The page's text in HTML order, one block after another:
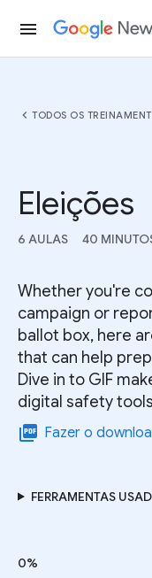
menu
chevron_left TODOS OS
Eleições
6 AULAS 40
Whether you're
campaign or
ballot box, here
that can help
Dive in to GIF
digital safety
picture_as_pdf Fazer o
FERRAMENTAS
0%